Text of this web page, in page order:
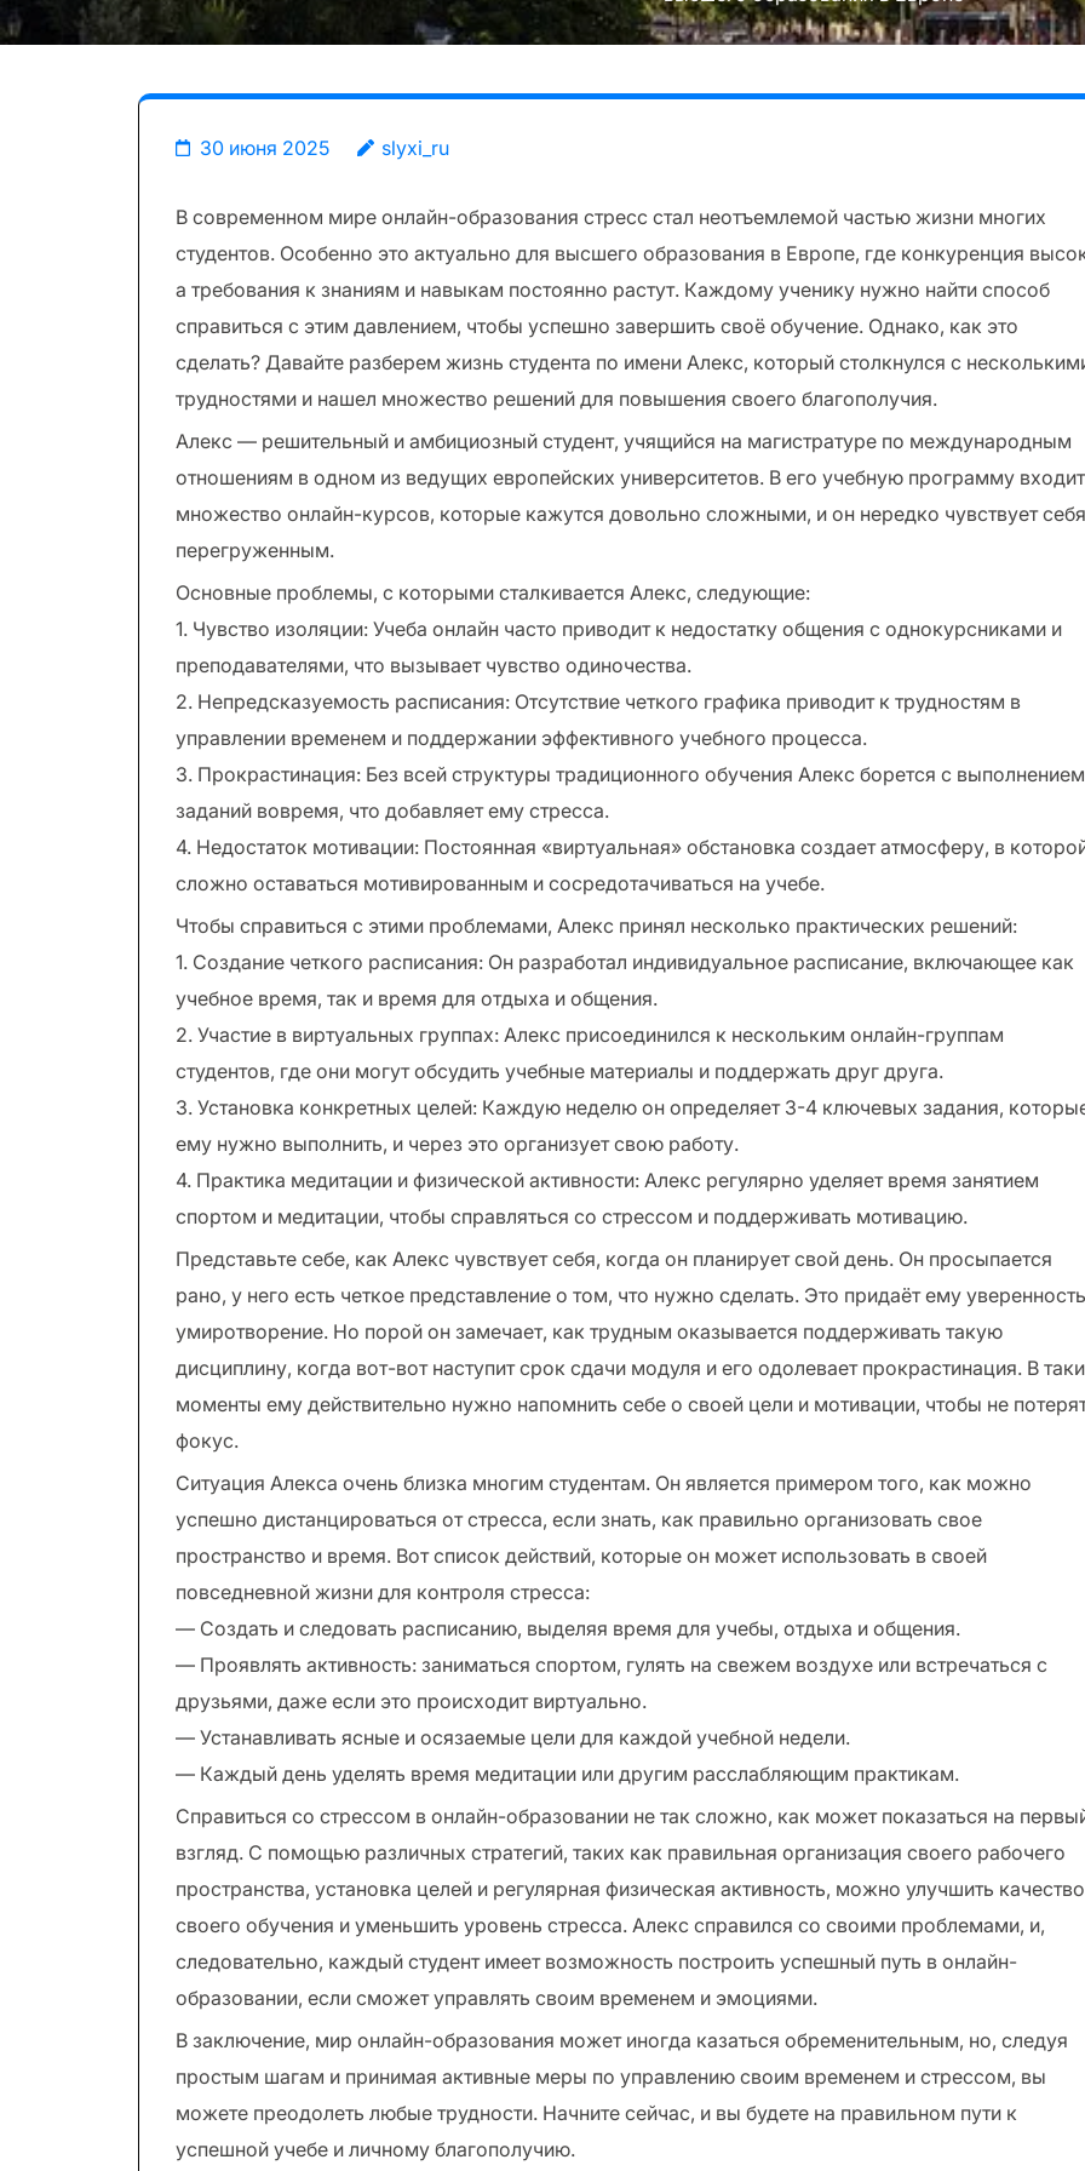
30 июня 2025 slyxi_ru
В современном мире онлайн-образования стресс стал неотъемлемой частью жизни многих
студентов. Особенно это актуально для высшего образования в Европе, где конкуренция
а требования к знаниям и навыкам постоянно растут. Каждому ученику нужно найти способ
справиться с этим давлением, чтобы успешно завершить своё обучение. Однако, как это
сделать? Давайте разберем жизнь студента по имени Алекс, который столкнулся с
трудностями и нашел множество решений для повышения своего благополучия.
Алекс — решительный и амбициозный студент, учящийся на магистратуре по международным
отношениям в одном из ведущих европейских университетов. В его учебную программу входит
множество онлайн-курсов, которые кажутся довольно сложными, и он нередко чувствует себя
перегруженным.
Основные проблемы, с которыми сталкивается Алекс, следующие:
1. Чувство изоляции: Учеба онлайн часто приводит к недостатку общения с однокурсниками и
преподавателями, что вызывает чувство одиночества.
2. Непредсказуемость расписания: Отсутствие четкого графика приводит к трудностям в
управлении временем и поддержании эффективного учебного процесса.
3. Прокрастинация: Без всей структуры традиционного обучения Алекс борется с выполнением
заданий вовремя, что добавляет ему стресса.
4. Недостаток мотивации: Постоянная «виртуальная» обстановка создает атмосферу, в
сложно оставаться мотивированным и сосредотачиваться на учебе.
Чтобы справиться с этими проблемами, Алекс принял несколько практических решений:
1. Создание четкого расписания: Он разработал индивидуальное расписание, включающее как
учебное время, так и время для отдыха и общения.
2. Участие в виртуальных группах: Алекс присоединился к нескольким онлайн-группам
студентов, где они могут обсудить учебные материалы и поддержать друг друга.
3. Установка конкретных целей: Каждую неделю он определяет 3-4 ключевых задания,
ему нужно выполнить, и через это организует свою работу.
4. Практика медитации и физической активности: Алекс регулярно уделяет время занятием
спортом и медитации, чтобы справляться со стрессом и поддерживать мотивацию.
Представьте себе, как Алекс чувствует себя, когда он планирует свой день. Он просыпается
рано, у него есть четкое представление о том, что нужно сделать. Это придаёт ему
умиротворение. Но порой он замечает, как трудным оказывается поддерживать такую
дисциплину, когда вот-вот наступит срок сдачи модуля и его одолевает прокрастинация. В
моменты ему действительно нужно напомнить себе о своей цели и мотивации, чтобы не
фокус.
Ситуация Алекса очень близка многим студентам. Он является примером того, как можно
успешно дистанцироваться от стресса, если знать, как правильно организовать свое
пространство и время. Вот список действий, которые он может использовать в своей
повседневной жизни для контроля стресса:
— Создать и следовать расписанию, выделяя время для учебы, отдыха и общения.
— Проявлять активность: заниматься спортом, гулять на свежем воздухе или встречаться с
друзьями, даже если это происходит виртуально.
— Устанавливать ясные и осязаемые цели для каждой учебной недели.
— Каждый день уделять время медитации или другим расслабляющим практикам.
Справиться со стрессом в онлайн-образовании не так сложно, как может показаться на
взгляд. С помощью различных стратегий, таких как правильная организация своего рабочего
пространства, установка целей и регулярная физическая активность, можно улучшить качество
своего обучения и уменьшить уровень стресса. Алекс справился со своими проблемами, и,
следовательно, каждый студент имеет возможность построить успешный путь в онлайн-
образовании, если сможет управлять своим временем и эмоциями.
В заключение, мир онлайн-образования может иногда казаться обременительным, но, следуя
простым шагам и принимая активные меры по управлению своим временем и стрессом, вы
можете преодолеть любые трудности. Начните сейчас, и вы будете на правильном пути к
успешной учебе и личному благополучию.